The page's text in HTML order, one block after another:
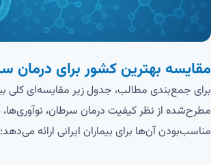
مقایسه بهترین کشور برای درمان
برای جمع‌بندی مطالب، جدول زیر مقایسه‌ای کلی
مطرح‌شده از نظر کیفیت درمان سرطان،
مناسب‌بودن آن‌ها برای بیماران ایرانی ارائه می‌دهد: